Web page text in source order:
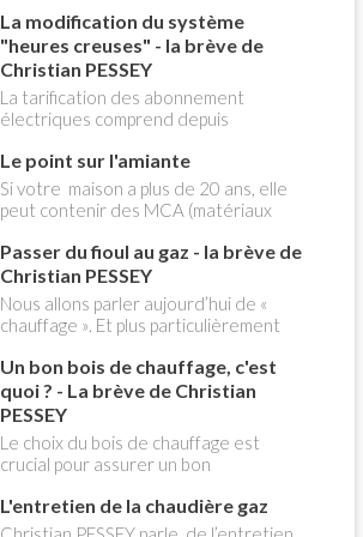
expliquer
La modification du système
"heures creuses" - la brève de
Christian PESSEY
La tarification des abonnement
électriques comprend depuis
pleines, heures creuses. Aujourd'hui
Christian PESSEY vous explique tout
ce qu'il faut savoir sur la nouvelle
modification du système "heures
creuses" qui concerne près de 15
millions de Français !
Le point sur l'amiante
Si votre maison a plus de 20 ans, elle
peut contenir des MCA (matériaux
panique, on fait le point dans notre
flash news n°3 spéciale Amiante et
ses dangers avec Christian Pessey
Passer du fioul au gaz - la brève de
Christian PESSEY
Nous allons parler aujourd’hui de «
chauffage ». Et plus particulièrement
aborder l’abandon du fioul au profit du
gaz.
Un bon bois de chauffage, c'est
quoi ? - La brève de Christian
PESSEY
Le choix du bois de chauffage est
crucial pour assurer un bon
l'impact environnemental. Mais
comment reconnaître un bois de
L'entretien de la chaudière gaz